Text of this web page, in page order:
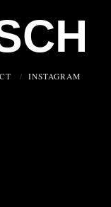
INSTAGRAM